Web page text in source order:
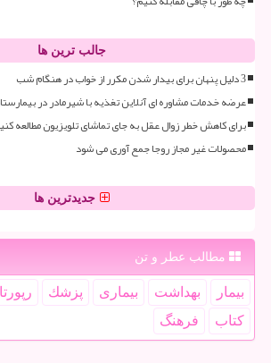
جالب ترین ها
3 دلیل پنهان برای بیدار شدن مکرر از خواب در هنگام شب
عرضه خدمات مشاوره ای آنلاین تغذیه با شیرمادر در
برای کاهش خطر زوال عقل به جای تماشای تلویزیون مطالعه
محصولات غیر مجاز روجا جمع آوری می شود
جدیدترین ها
مطالب عطر و تن
بیمار بهداشت بیماری پزشك
كتاب
فرهنگ